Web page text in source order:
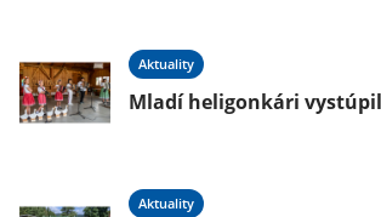
Aktuality
Mladí heligonkári
Aktuality